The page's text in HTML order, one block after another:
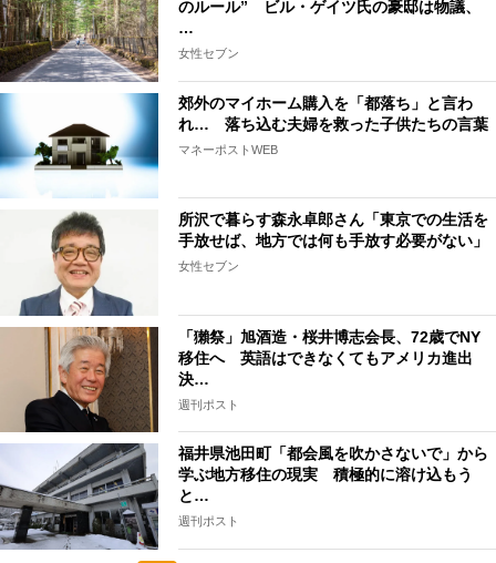
のルール” ビル・ゲイツ氏の豪邸は物議、
…
女性セブン
郊外のマイホーム購入を「都落ち」と言わ
れ… 落ち込む夫婦を救った子供たちの言葉
マネーポストWEB
所沢で暮らす森永卓郎さん「東京での生活を
手放せば、地方では何も手放す必要がない」
女性セブン
「獺祭」旭酒造・桜井博志会長、72歳でNY
移住へ 英語はできなくてもアメリカ進出
決…
週刊ポスト
福井県池田町「都会風を吹かさないで」から
学ぶ地方移住の現実 積極的に溶け込もう
と…
週刊ポスト